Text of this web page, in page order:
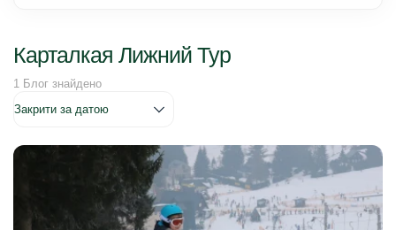
Карталкая Лижний Тур
1 Блог знайдено